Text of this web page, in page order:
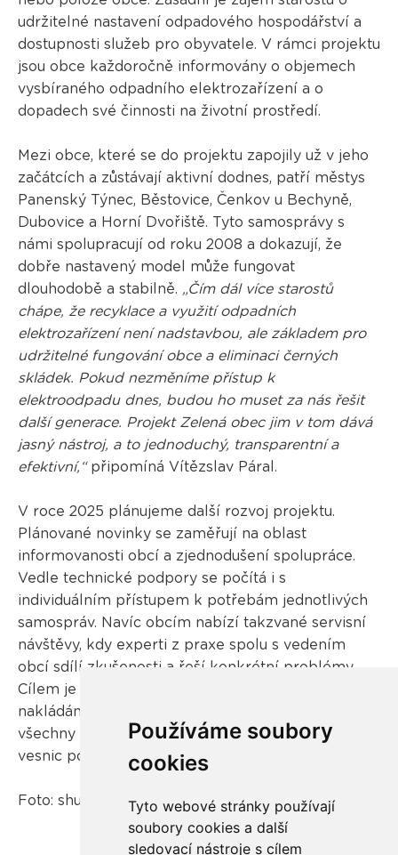
Používáme soubory
cookies
Tyto webové stránky používají
soubory cookies a další
sledovací nástroje s cílem
udržitelné nastavení odpadového hospodářství a
dostupnosti služeb pro obyvatele. V rámci projektu
jsou obce každoročně informovány o objemech
vysbíraného odpadního elektrozařízení a o
dopadech své činnosti na životní prostředí.
Mezi obce, které se do projektu zapojily už v jeho
začátcích a zůstávají aktivní dodnes, patří městys
Panenský Týnec, Běstovice, Čenkov u Bechyně,
Dubovice a Horní Dvořiště. Tyto samosprávy s
námi spolupracují od roku 2008 a dokazují, že
dobře nastavený model může fungovat
dlouhodobě a stabilně. „Čím dál více starostů
chápe, že recyklace a využití odpadních
elektrozařízení není nadstavbou, ale základem pro
udržitelné fungování obce a eliminaci černých
skládek. Pokud nezměníme přístup k
elektroodpadu dnes, budou ho muset za nás řešit
další generace. Projekt Zelená obec jim v tom dává
jasný nástroj, a to jednoduchý, transparentní a
efektivní,“připomíná Vítězslav Páral.
V roce 2025 plánujeme další rozvoj projektu.
Plánované novinky se zaměřují na oblast
informovanosti obcí a zjednodušení spolupráce.
Vedle technické podpory se počítá i s
individuálním přístupem k potřebám jednotlivých
samospráv. Navíc obcím nabízí takzvané servisní
návštěvy, kdy experti z praxe spolu s vedením
obcí sdílí zkušenosti a řeší konkrétní problémy.
Cílem je zajistit ještě dostupnější řešení v oblasti
nakládání s odpadními elektrozařízeními pro
všechny části České republiky, a to od nejmenších
vesnic po velká města.
Foto: shutterstock.com